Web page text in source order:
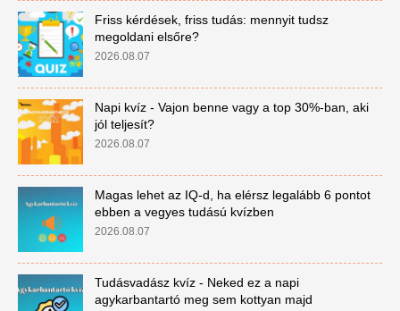
Friss kérdések, friss tudás: mennyit tudsz
megoldani elsőre?
2026.08.07
Napi kvíz - Vajon benne vagy a top 30%-ban, aki
jól teljesít?
2026.08.07
Magas lehet az IQ-d, ha elérsz legalább 6 pontot
ebben a vegyes tudású kvízben
2026.08.07
Tudásvadász kvíz - Neked ez a napi
agykarbantartó meg sem kottyan majd